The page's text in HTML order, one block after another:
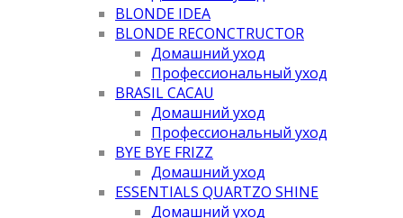
BLONDE IDEA
BLONDE RECONCTRUCTOR
Домашний уход
Профессиональный уход
BRASIL CACAU
Домашний уход
Профессиональный уход
BYE BYE FRIZZ
Домашний уход
ESSENTIALS QUARTZO SHINE
Домашний уход